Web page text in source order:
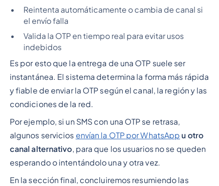
Reintenta automáticamente o cambia de canal si
el envío falla
Valida la OTP en tiempo real para evitar usos
indebidos
Es por esto que la entrega de una OTP suele ser
instantánea. El sistema determina la forma más rápida
y fiable de enviar la OTP según el canal, la región y las
condiciones de la red.
Por ejemplo, si un SMS con una OTP se retrasa,
algunos servicios envían la OTP por WhatsApp u otro
canal alternativo, para que los usuarios no se queden
esperando o intentándolo una y otra vez.
En la sección final, concluiremos resumiendo las